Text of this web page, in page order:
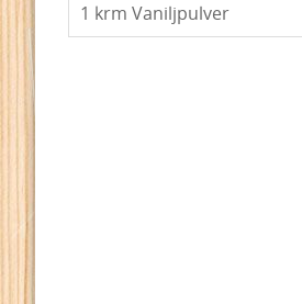
1 krm Vaniljpulver